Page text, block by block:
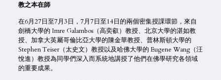
教之本在師
在6月27日至7月3日，7月7日至14日的兩個密集授課環節，來自
劍橋大學的 Imre Galambos（高奕叡）教授、北京大學的湛如教
授、加拿大英屬哥倫比亞大學的陳金華教授、普林斯頓大學的
Stephen Teiser（太史文）教授以及哈佛大學的 Eugene Wang（汪
悅進）教授為同學們深入而系統地講授了他們在佛學研究各領域
的重要成果。